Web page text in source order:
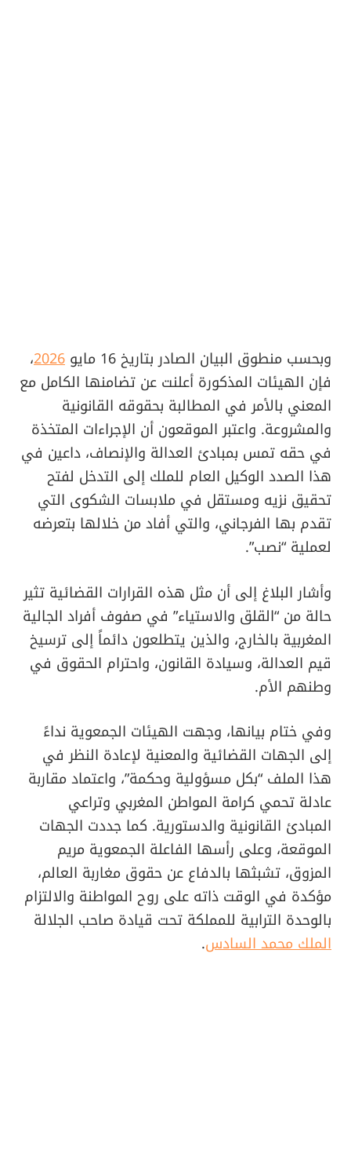
​وبحسب منطوق البيان الصادر بتاريخ 16 مايو 2026،
فإن الهيئات المذكورة أعلنت عن تضامنها الكامل مع
المعني بالأمر في المطالبة بحقوقه القانونية
والمشروعة. واعتبر الموقعون أن الإجراءات المتخذة
في حقه تمس بمبادئ العدالة والإنصاف، داعين في
هذا الصدد الوكيل العام للملك إلى التدخل لفتح
تحقيق نزيه ومستقل في ملابسات الشكوى التي
تقدم بها الفرجاني، والتي أفاد من خلالها بتعرضه
لعملية “نصب”.
​وأشار البلاغ إلى أن مثل هذه القرارات القضائية تثير
حالة من “القلق والاستياء” في صفوف أفراد الجالية
المغربية بالخارج، والذين يتطلعون دائماً إلى ترسيخ
قيم العدالة، وسيادة القانون، واحترام الحقوق في
وطنهم الأم.
​وفي ختام بيانها، وجهت الهيئات الجمعوية نداءً
إلى الجهات القضائية والمعنية لإعادة النظر في
هذا الملف “بكل مسؤولية وحكمة”، واعتماد مقاربة
عادلة تحمي كرامة المواطن المغربي وتراعي
المبادئ القانونية والدستورية. كما جددت الجهات
الموقعة، وعلى رأسها الفاعلة الجمعوية مريم
المزوق، تشبثها بالدفاع عن حقوق مغاربة العالم،
مؤكدة في الوقت ذاته على روح المواطنة والالتزام
بالوحدة الترابية للمملكة تحت قيادة صاحب الجلالة
الملك محمد السادس.